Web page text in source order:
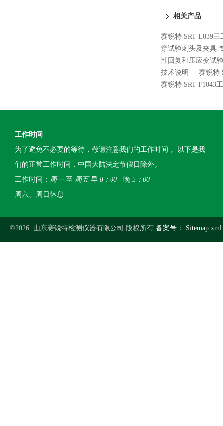
相关产品
赛锐特 SRT-L039
穿试验刺头及夹具
性回复和压应变试
技术说明
赛锐特
赛锐特 SRT-F1043
工作时间
为了避免不必要的等待，敬请注意我们的工作时间 。以下是我
们的正常工作时间，中国大陆法定节假日除外。
工作时间： 周一至 周五早 8：00 - 晚 5：00
周六、周日休息
©2026 山东赛锐特检测仪器有限公司 版权所有 备案号： Sitemap.xml